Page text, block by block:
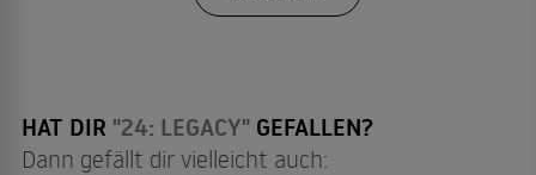
HAT DIR "24: LEGACY" GEFALLEN?
Dann gefällt dir vielleicht auch: